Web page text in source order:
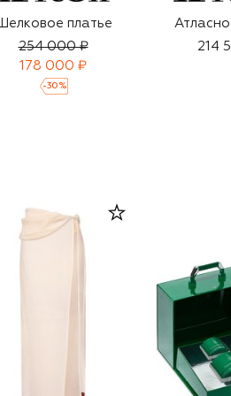
Шелковое платье
254 000 ₽
178 000 ₽
-30 %
214